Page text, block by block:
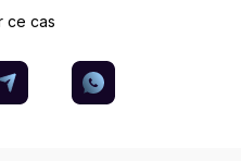
ce cas